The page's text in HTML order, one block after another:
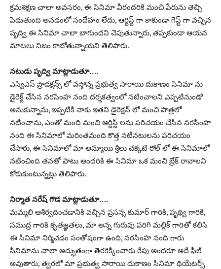
క్రమశిక్షణ చాలా అవసరం, ఈ సినిమా వీరందరికి మంచి పేరును తెచ్చి
పెడుతుంది అనడంలో సందేహం లేదు, ఆర్టిస్ట్ గా కాకుండా గెస్ట్ గా వచ్చిన
పృద్వి ఈ సినిమా చాలా బాగుందని చెపుతున్నారు, తప్పకుండా ఆయన
మాటలు నిజం కాబోతున్నాయని తెలిపారు.
నటుడు పృద్వి మాట్లాడుతూ….
ఎస్విఎస్ ప్రొడక్షన్స్ లో వస్తోన్న ప్రభుత్వ సారాయి దుకాణం సినిమా ను
డైరెక్ట్ చేసిన నరసింహ నంది దర్శకత్వంలో నటించాలని ఎప్పటినుండో
అనుకున్నాను, ఇప్పటికి నాకు ఇతని డైరెక్షన్ లో మంచి పాత్రలో
నటించాను, ఎంతో మంది మంచి ఆర్టిస్ట్ లను పరిచయం చేసిన నరసింహ
నంది ఈ సినిమాలో మరింతమంది కొత్త నటీనటులను పరిచయం
చేసారు, ఈ సినిమాలో మా అమ్మాయి శ్రీలు చక్కటి రోల్ లో ఈ సినిమాలో
నటించింది తనతో పాటు అందరికి ఈ సినిమా ఒక మంచి బ్రేక్ రావాలని
కోరుకుంటున్నట్లు తెలిపారు.
నిర్మాత నరేష్ గౌడ మాట్లాడుతూ….
మమ్మలి ఆశీర్వదించడానికి వచ్చిన ప్రసన్న కుమార్ గారికి, పృథ్వి గారికి,
సముద్ర గారికి కృతజ్ఞతలు, మా అన్న గురువు పరిగి మల్లిక్ గారితో కలిసి
ఈ సినిమా నిర్మిచడం సంతోషంగా ఉంది, నరసింహ నంది గారు
సినిమాను చాలా అద్భుతంగా తెరకెక్కించారు రేపు అందరూ అదే ఫీల్
అవుతారు, త్వరలో మా ప్రభుత్వ సారాయి దుకాణం సినిమా థియేటర్స్